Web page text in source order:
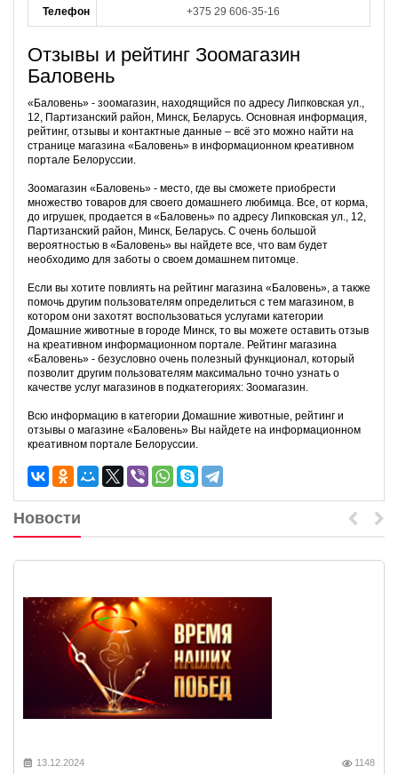
Телефон +375 29 606-35-16
Отзывы и рейтинг Зоомагазин
Баловень
«Баловень» - зоомагазин, находящийся по адресу Липковская ул.,
12, Партизанский район, Минск, Беларусь. Основная информация,
рейтинг, отзывы и контактные данные – всё это можно найти на
странице магазина «Баловень» в информационном креативном
портале Белоруссии.
Зоомагазин «Баловень» - место, где вы сможете приобрести
множество товаров для своего домашнего любимца. Все, от корма,
до игрушек, продается в «Баловень» по адресу Липковская ул., 12,
Партизанский район, Минск, Беларусь. С очень большой
вероятностью в «Баловень» вы найдете все, что вам будет
необходимо для заботы о своем домашнем питомце.
Если вы хотите повлиять на рейтинг магазина «Баловень», а также
помочь другим пользователям определиться с тем магазином, в
котором они захотят воспользоваться услугами категории
Домашние животные в городе Минск, то вы можете оставить отзыв
на креативном информационном портале. Рейтинг магазина
«Баловень» - безусловно очень полезный функционал, который
позволит другим пользователям максимально точно узнать о
качестве услуг магазинов в подкатегориях: Зоомагазин.
Всю информацию в категории Домашние животные, рейтинг и
отзывы о магазине «Баловень» Вы найдете на информационном
креативном портале Белоруссии.
Новости
13.12.2024 1148